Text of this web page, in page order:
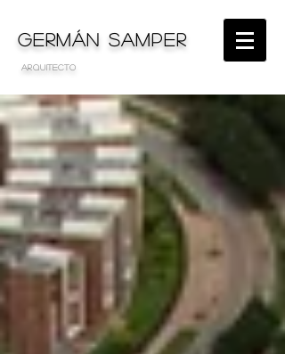
GERMÁN SAMPER
arquitecto